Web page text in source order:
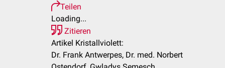
Teilen
Loading...
Zitieren
Artikel Kristallviolett:
Dr. Frank Antwerpes, Dr. med. Norbert